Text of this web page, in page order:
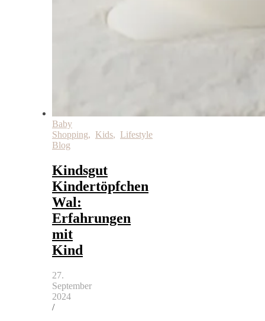
Baby
Shopping, Kids, Lifestyle
Blog
Kindsgut
Kindertöpfchen
Wal:
Erfahrungen
mit
Kind
27.
September
2024
/